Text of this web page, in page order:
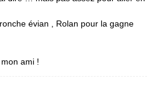
évian , Rolan pour la gagne
ami !